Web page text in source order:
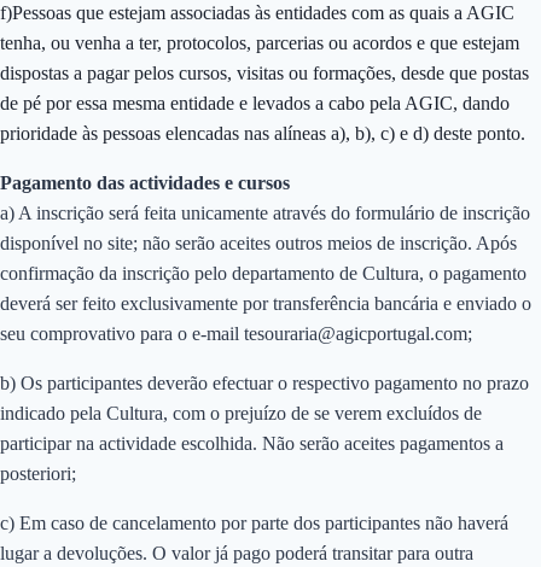
f)Pessoas que estejam associadas às entidades com as quais a AGIC
tenha, ou venha a ter, protocolos, parcerias ou acordos e que estejam
dispostas a pagar pelos cursos, visitas ou formações, desde que postas
de pé por essa mesma entidade e levados a cabo pela AGIC, dando
prioridade às pessoas elencadas nas alíneas a), b), c) e d) deste ponto.
Pagamento das actividades e cursos
a) A inscrição será feita unicamente através do formulário de inscrição
disponível no site; não serão aceites outros meios de inscrição. Após
confirmação da inscrição pelo departamento de Cultura, o pagamento
deverá ser feito exclusivamente por transferência bancária e enviado o
seu comprovativo para o e-mail tesouraria@agicportugal.com;
b) Os participantes deverão efectuar o respectivo pagamento no prazo
indicado pela Cultura, com o prejuízo de se verem excluídos de
participar na actividade escolhida. Não serão aceites pagamentos a
posteriori;
c) Em caso de cancelamento por parte dos participantes não haverá
lugar a devoluções. O valor já pago poderá transitar para outra